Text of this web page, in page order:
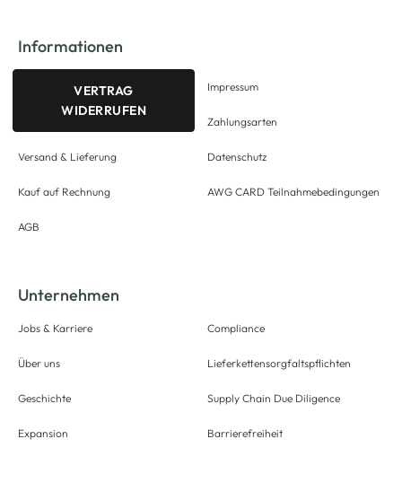
Informationen
VERTRAG
WIDERRUFEN
Versand & Lieferung
Kauf auf Rechnung
AGB
Impressum
Zahlungsarten
Datenschutz
AWG CARD Teilnahmebedingungen
Unternehmen
Jobs & Karriere
Über uns
Geschichte
Expansion
Compliance
Lieferkettensorgfaltspflichten
Supply Chain Due Diligence
Barrierefreiheit